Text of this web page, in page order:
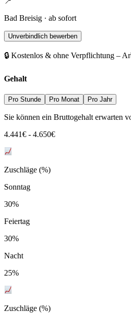
Bad Breisig · ab sofort
Unverbindlich bewerben
🔒 Kostenlos & ohne Verpflichtung –
Gehalt
Pro Stunde Pro Monat Pro Jahr
Sie können ein Bruttogehalt erwarten
4.441€ - 4.650€
Zuschläge (%)
Sonntag
30%
Feiertag
30%
Nacht
25%
Zuschläge (%)